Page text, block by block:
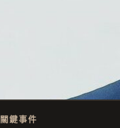
關鍵事件